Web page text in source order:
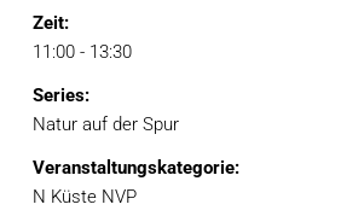
Zeit:
11:00 - 13:30
Series:
Natur auf der Spur
Veranstaltungskategorie:
N Küste NVP